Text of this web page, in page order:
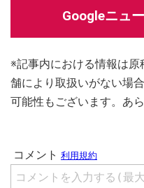
Googleニュ
※記事内における情報は
舗により取扱いがない場
可能性もございます。あ